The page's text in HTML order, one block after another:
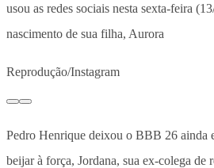
usou as redes sociais nesta sexta-feira
nascimento de sua filha, Aurora
Reprodução/Instagram
Pedro Henrique deixou o BBB 26 ainda
beijar à força, Jordana, sua ex-colega de